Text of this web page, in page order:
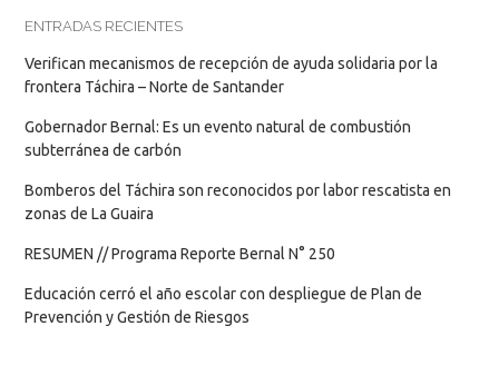
ENTRADAS RECIENTES
Verifican mecanismos de recepción de ayuda solidaria por la
frontera Táchira – Norte de Santander
Gobernador Bernal: Es un evento natural de combustión
subterránea de carbón
Bomberos del Táchira son reconocidos por labor rescatista en
zonas de La Guaira
RESUMEN // Programa Reporte Bernal N° 250
Educación cerró el año escolar con despliegue de Plan de
Prevención y Gestión de Riesgos